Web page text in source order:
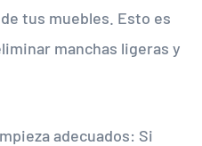
tus muebles. Esto es
manchas ligeras y
adecuados: Si